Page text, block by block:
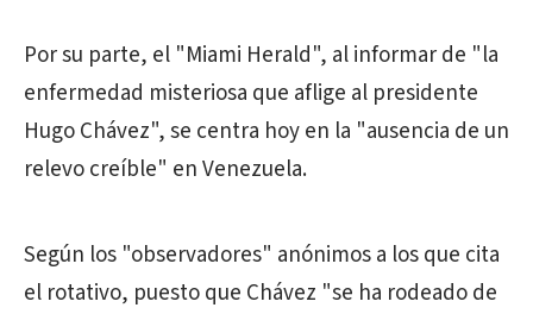
Por su parte, el "Miami Herald", al informar de "la
enfermedad misteriosa que aflige al presidente
Hugo Chávez", se centra hoy en la "ausencia de un
relevo creíble" en Venezuela.
Según los "observadores" anónimos a los que cita
el rotativo, puesto que Chávez "se ha rodeado de